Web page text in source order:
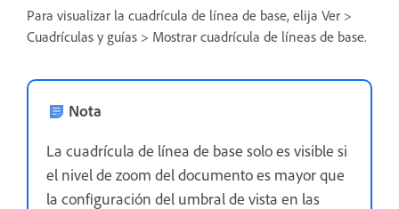
Para visualizar la cuadrícula de línea de base, elija Ver >
Cuadrículas y guías > Mostrar cuadrícula de líneas de base.
Nota
La cuadrícula de línea de base solo es visible si
el nivel de zoom del documento es mayor que
la configuración del umbral de vista en las